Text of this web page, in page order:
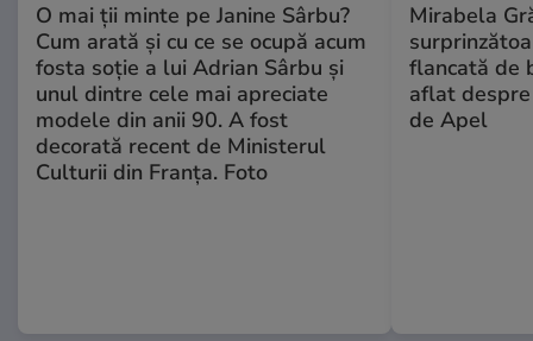
O mai ții minte pe Janine Sârbu?
Cum arată și cu ce se ocupă acum
fosta soție a lui Adrian Sârbu și
unul dintre cele mai apreciate
modele din anii 90. A fost
decorată recent de Ministerul
Culturii din Franța. Foto
Mirabela
flancată de
aflat
de Apel